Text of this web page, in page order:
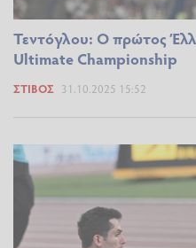
Τεντόγλου: Ο πρώτος
Ultimate Championship
ΣΤΊΒΟΣ 31.10.2025 15:52